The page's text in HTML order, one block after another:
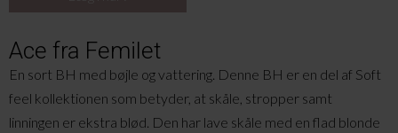
Ace fra Femilet
En sort BH med bøjle og vattering. Denne BH er en del af Soft
feel kollektionen som betyder, at skåle, stropper samt
linningen er ekstra blød. Den har lave skåle med en flad blonde